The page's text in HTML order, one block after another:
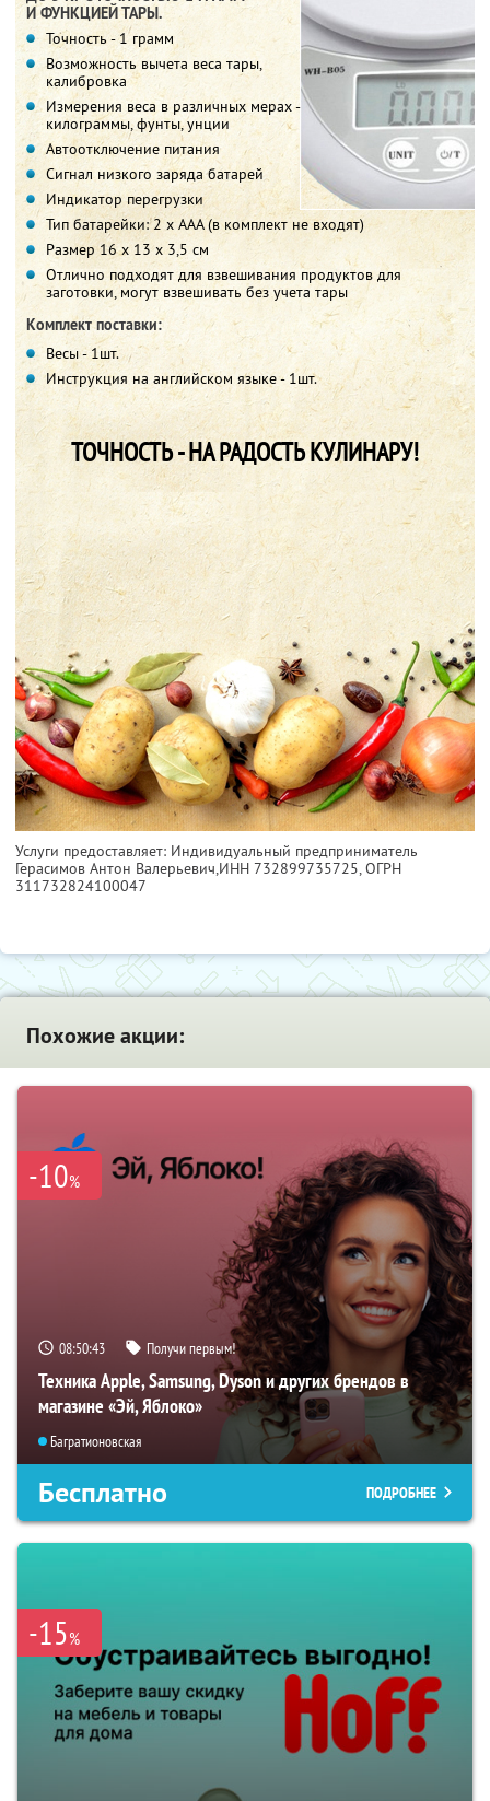
И ФУНКЦИЕЙ ТАРЫ.
Точность - 1 грамм
Возможность вычета веса тары,
калибровка
Измерения веса в различных мерах -
килограммы, фунты, унции
Автоотключение питания
Сигнал низкого заряда батарей
Индикатор перегрузки
Тип батарейки: 2 х ААА (в комплект не входят)
Размер 16 х 13 х 3,5 см
Отлично подходят для взвешивания продуктов для
заготовки, могут взвешивать без учета тары
Комплект поставки:
Весы - 1шт.
Инструкция на английском языке - 1шт.
ТОЧНОСТЬ - НА РАДОСТЬ КУЛИНАРУ!
Услуги предоставляет: Индивидуальный предприниматель
Герасимов Антон Валерьевич,ИНН 732899735725, ОГРН
311732824100047
Похожие акции:
-10%
08:50:42 Получи первым!
Техника Apple, Samsung, Dyson и других брендов в
магазине «Эй, Яблоко»
Багратионовская
Бесплатно ПОДРОБНЕЕ
-15%